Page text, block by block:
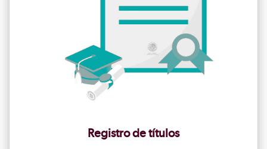
Registro de títulos